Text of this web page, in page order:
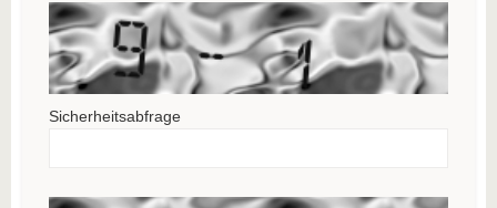
Sicherheitsabfrage